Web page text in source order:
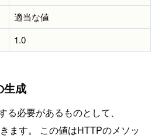
適当な値
1.0
成
必要があるものとして、
ます。 この値はHTTPのメソッ